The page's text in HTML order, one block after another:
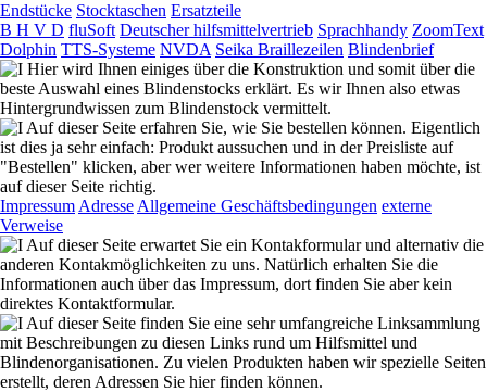
Endstücke Stocktaschen Ersatzteile
B H V D fluSoft Deutscher hilfsmittelvertrieb Sprachhandy ZoomText
Dolphin TTS-Systeme NVDA Seika Braillezeilen Blindenbrief
Hier wird Ihnen einiges über die Konstruktion und somit über die
beste Auswahl eines Blindenstocks erklärt. Es wir Ihnen also etwas
Hintergrundwissen zum Blindenstock vermittelt.
Auf dieser Seite erfahren Sie, wie Sie bestellen können. Eigentlich
ist dies ja sehr einfach: Produkt aussuchen und in der Preisliste auf
"Bestellen" klicken, aber wer weitere Informationen haben möchte, ist
auf dieser Seite richtig.
Impressum Adresse Allgemeine Geschäftsbedingungen externe
Verweise
Auf dieser Seite erwartet Sie ein Kontakformular und alternativ die
anderen Kontakmöglichkeiten zu uns. Natürlich erhalten Sie die
Informationen auch über das Impressum, dort finden Sie aber kein
direktes Kontaktformular.
Auf dieser Seite finden Sie eine sehr umfangreiche Linksammlung
mit Beschreibungen zu diesen Links rund um Hilfsmittel und
Blindenorganisationen. Zu vielen Produkten haben wir spezielle Seiten
erstellt, deren Adressen Sie hier finden können.